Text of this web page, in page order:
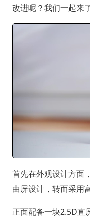
改进呢？我们一起来
首先在外观设计方面
曲屏设计，转而采用
正面配备一块2.5D直